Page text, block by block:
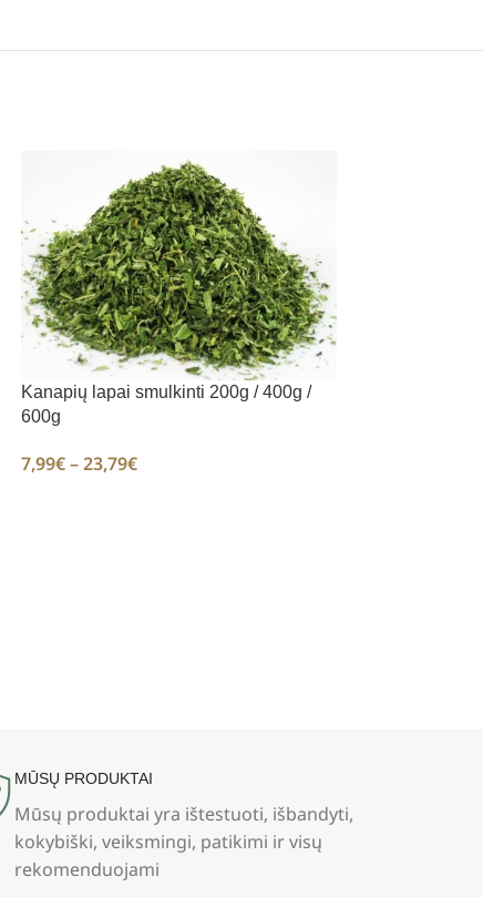
Kanapių lapai smulkinti 200g / 400g /
600g
7,99€ – 23,79€
MŪSŲ PRODUKTAI
Mūsų produktai yra ištestuoti, išbandyti,
kokybiški, veiksmingi, patikimi ir visų
rekomenduojami